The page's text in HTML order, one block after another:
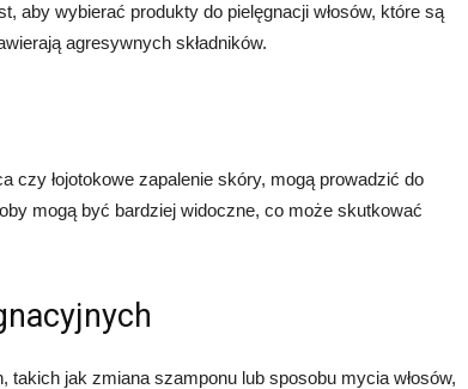
aby wybierać produkty do pielęgnacji włosów, które są
agresywnych składników.
czy łojotokowe zapalenie skóry, mogą prowadzić do
mogą być bardziej widoczne, co może skutkować
jak zmiana szamponu lub sposobu mycia włosów,